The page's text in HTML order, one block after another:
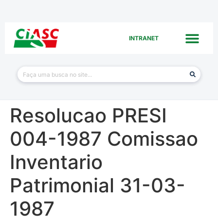
INTRANET
Resolucao PRESI
004-1987 Comissao
Inventario
Patrimonial 31-03-
1987